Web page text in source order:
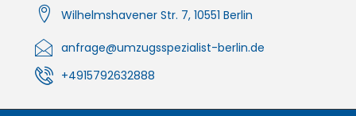
Wilhelmshavener Str. 7, 10551 Berlin
anfrage@umzugsspezialist-berlin.de
+4915792632888